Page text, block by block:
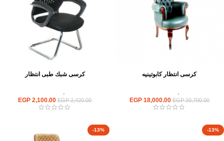
كرسى انتظار كابوتينيه
,
EGP20,700.00
EGP18,000.00
كرسى شبك طبى انتظار
,
EGP2,420.00
EGP 2,100.00
-13%
-13%